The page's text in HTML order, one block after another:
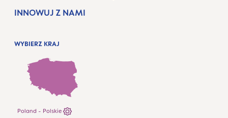
INNOWUJ Z NAMI
WYBIERZ KRAJ
Poland - Polskie